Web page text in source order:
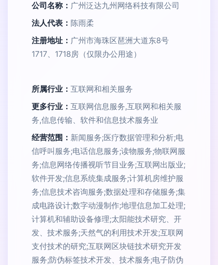
公司名称： 广州泛达九州网络科技有限公司
法人代表： 陈雨柔
注册地址： 广州市海珠区琶洲大道东8号
1717、1718房（仅限办公用途）
所属行业： 互联网和相关服务
更多行业： 互联网信息服务,互联网和相关服
务,信息传输、软件和信息技术服务业
经营范围： 新闻服务;医疗数据管理和分析;电
信呼叫服务;电话信息服务;读物服务;物联网服
务;信息网络传播视听节目业务;互联网出版业;
软件开发;信息系统集成服务;计算机房维护服
务;信息技术咨询服务;数据处理和存储服务;集
成电路设计;数字动漫制作;地理信息加工处理;
计算机和辅助设备修理;太阳能技术研究、开
发、技术服务;天然气的利用技术开发;互联网
支付技术的研究;互联网区块链技术研究开发
服务;防伪标签技术开发、技术服务;电子防伪